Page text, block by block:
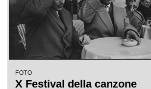
FOTO
X Festival della canzone